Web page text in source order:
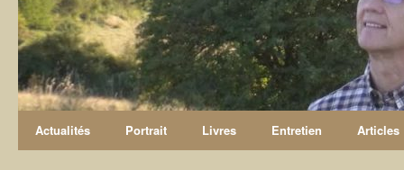
Actualités Portrait Livres Entretien Articles